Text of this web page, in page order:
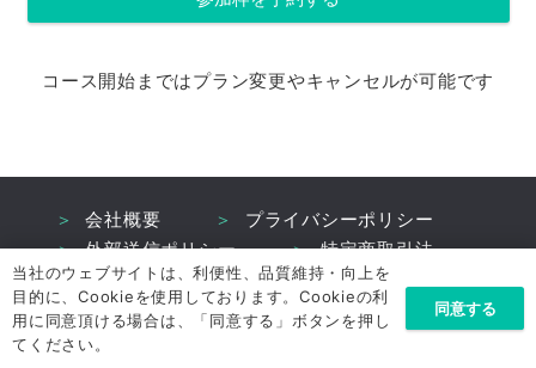
コース開始まではプラン変更やキャンセルが可能です
＞ 会社概要 ＞
プライバシーポリシー
＞ 外部送信ポリシー ＞ 特定商取引法
Copyright © 株式会社オレコン All rights reserved.
当社のウェブサイトは、利便性、品質維持・向上を
目的に、Cookieを使用しております。Cookieの利
用に同意頂ける場合は、「同意する」ボタンを押し
てください。
同意する